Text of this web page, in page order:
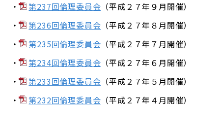
第237回倫理委員会 （平成２７年９月開催）
第236回倫理委員会 （平成２７年８月開催）
第235回倫理委員会 （平成２７年７月開催）
第234回倫理委員会 （平成２７年６月開催）
第233回倫理委員会 （平成２７年５月開催）
第232回倫理委員会 （平成２７年４月開催）